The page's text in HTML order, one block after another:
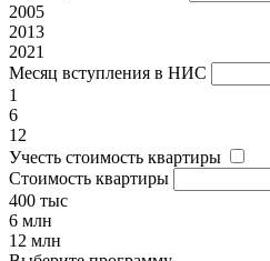
2005
2013
2021
Месяц вступления в НИС
1
6
12
Учесть стоимость квартиры
Стоимость квартиры
400 тыс
6 млн
12 млн